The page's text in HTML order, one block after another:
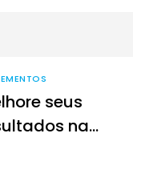
seus
na